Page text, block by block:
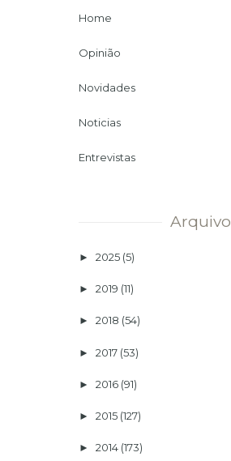
Home
Opinião
Novidades
Noticias
Entrevistas
Arquivo
► 2025 (5)
► 2019 (11)
► 2018 (54)
► 2017 (53)
► 2016 (91)
► 2015 (127)
► 2014 (173)